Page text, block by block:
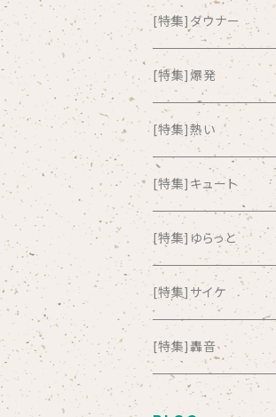
all about paradise
ALL ITEM 10 TIMES
Amia Calva
Amsterdamned
ANYO
And Summer Club
anticlockwise
Aysula
[特集]ダウナー
[特集]爆発
[特集]熱い
[特集]キュート
[特集]ゆらっと
[特集]サイケ
[特集]轟音